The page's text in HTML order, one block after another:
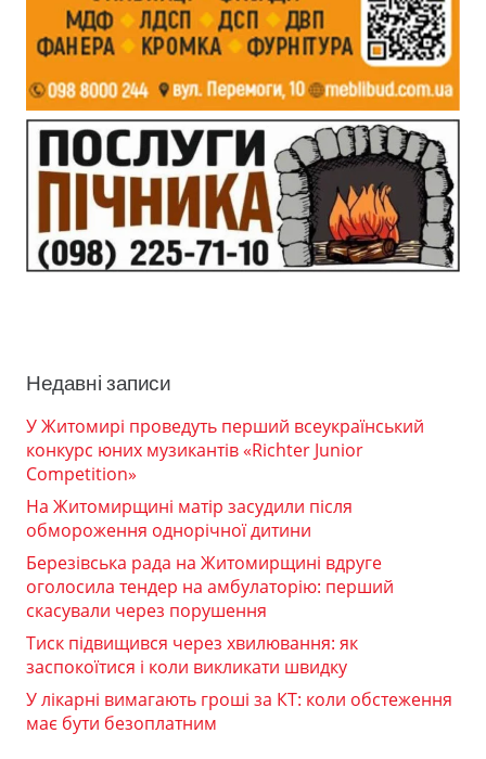
Недавні записи
У Житомирі проведуть перший всеукраїнський
конкурс юних музикантів «Richter Junior
Competition»
На Житомирщині матір засудили після
обмороження однорічної дитини
Березівська рада на Житомирщині вдруге
оголосила тендер на амбулаторію: перший
скасували через порушення
Тиск підвищився через хвилювання: як
заспокоїтися і коли викликати швидку
У лікарні вимагають гроші за КТ: коли обстеження
має бути безоплатним